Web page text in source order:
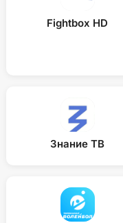
Fightbox HD
Знание ТВ